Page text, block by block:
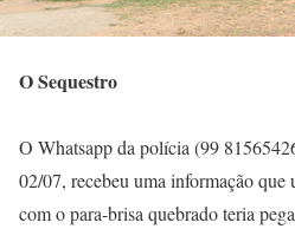
O Sequestro
O Whatsapp da polícia (99
02/07, recebeu uma informação
com o para-brisa quebrado teria